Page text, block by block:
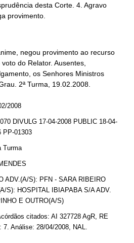
provimento.
negou provimento ao recurso
do Relator. Ausentes,
os Senhores Ministros
2ª Turma, 19.02.2008.
2008
DIVULG 17-04-2008 PUBLIC 18-04-
PP-01303
Turma
ADV.(A/S): PFN - SARA RIBEIRO
S): HOSPITAL IBIAPABA S/A ADV.
E OUTRO(A/S)
citados: AI 327728 AgR, RE
7. Análise: 28/04/2008, NAL.